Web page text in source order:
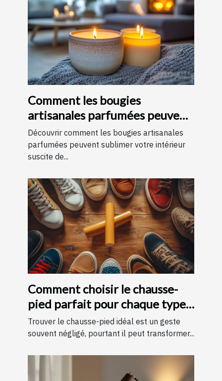
Comment les bougies
artisanales parfumées peuvent
améliorer votre intérieur
Découvrir comment les bougies artisanales
parfumées peuvent sublimer votre intérieur
suscite de...
Comment choisir le chausse-
pied parfait pour chaque type
de chaussure
Trouver le chausse-pied idéal est un geste
souvent négligé, pourtant il peut transformer...